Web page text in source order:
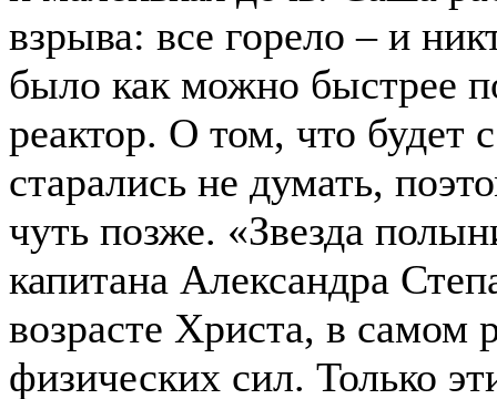
взрыва: все горело – и
было как можно быстрее
реактор. О том, что
старались не думать,
чуть позже. «Звезда
капитана Александра
возрасте Христа, в самом
физических сил. Только